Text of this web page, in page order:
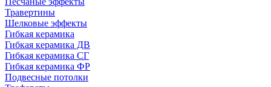
Травертины
Шелковые эффекты
Гибкая керамика
Гибкая керамика ДВ
Гибкая керамика СГ
Гибкая керамика ФР
Подвесные потолки